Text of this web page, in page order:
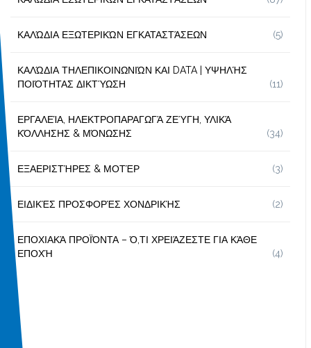
ΚΑΛΏΔΙΑ ΕΞΩΤΕΡΙΚΏΝ ΕΓΚΑΤΑΣΤΆΣΕΩΝ (5)
ΚΑΛΏΔΙΑ ΤΗΛΕΠΙΚΟΙΝΩΝΙΏΝ ΚΑΙ DATA | ΥΨΗΛΉΣ
ΠΟΙΌΤΗΤΑΣ ΔΙΚΤΎΩΣΗ
(11)
ΕΡΓΑΛΕΊΑ, ΗΛΕΚΤΡΟΠΑΡΑΓΩΓΆ ΖΕΎΓΗ, ΥΛΙΚΆ
ΚΌΛΛΗΣΗΣ & ΜΌΝΩΣΗΣ
(34)
ΕΞΑΕΡΙΣΤΉΡΕΣ & ΜΟΤΈΡ (3)
ΕΙΔΙΚΈΣ ΠΡΟΣΦΟΡΈΣ ΧΟΝΔΡΙΚΉΣ (2)
ΕΠΟΧΙΑΚΆ ΠΡΟΪΌΝΤΑ – Ό,ΤΙ ΧΡΕΙΆΖΕΣΤΕ ΓΙΑ ΚΆΘΕ
ΕΠΟΧΉ
(4)